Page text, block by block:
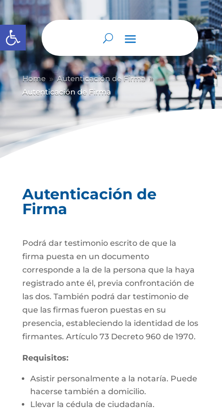
Abrir barra de herramientas
Home 9 Autenticación de Firma 9
Autenticación de Firma
Autenticación de
Firma
Podrá dar testimonio escrito de que la
firma puesta en un documento
corresponde a la de la persona que la haya
registrado ante él, previa confrontación de
las dos. También podrá dar testimonio de
que las firmas fueron puestas en su
presencia, estableciendo la identidad de los
firmantes. Artículo 73 Decreto 960 de 1970.
Requisitos:
Asistir personalmente a la notaría. Puede
hacerse también a domicilio.
Llevar la cédula de ciudadanía.